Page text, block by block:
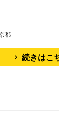
都
続きはこ